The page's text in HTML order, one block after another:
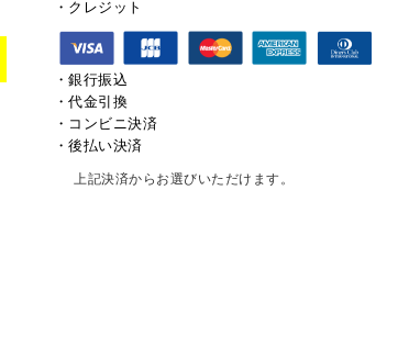
・クレジット
・銀行振込
・代金引換
・コンビニ決済
・後払い決済
上記決済からお選びいただけます。